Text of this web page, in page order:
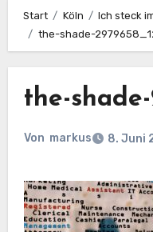
Start Köln
Ich steck
the-shade-
the-
Von markus 8. Juni